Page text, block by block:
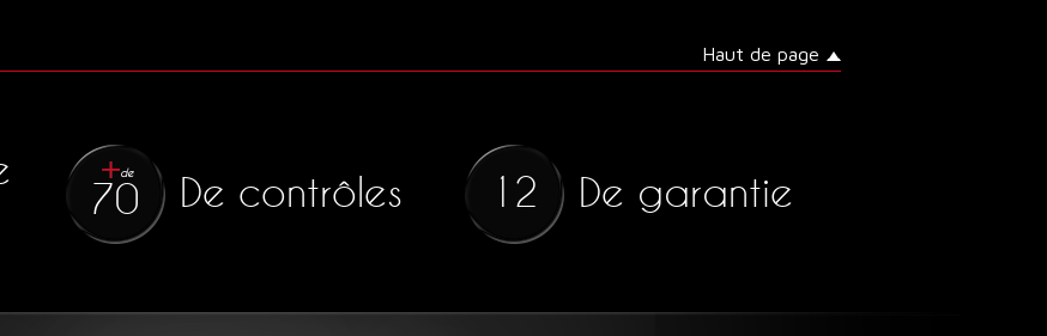
Haut de page
de
70 De contrôles 12 De garantie